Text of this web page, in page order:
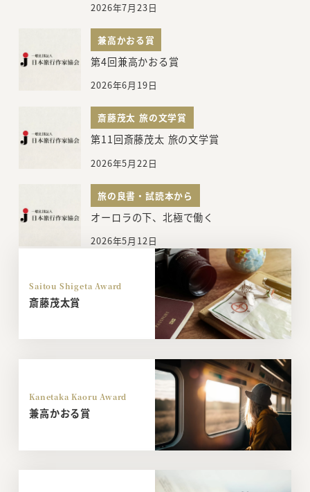
2026年7月23日
兼高かおる賞
第4回兼高かおる賞
2026年6月19日
斎藤茂太 旅の文学賞
第11回斎藤茂太 旅の文学賞
2026年5月22日
旅の良書・試読本から
オーロラの下、北極で働く
2026年5月12日
Saitou Shigeta Award
斎藤茂太賞
Kanetaka Kaoru Award
兼高かおる賞